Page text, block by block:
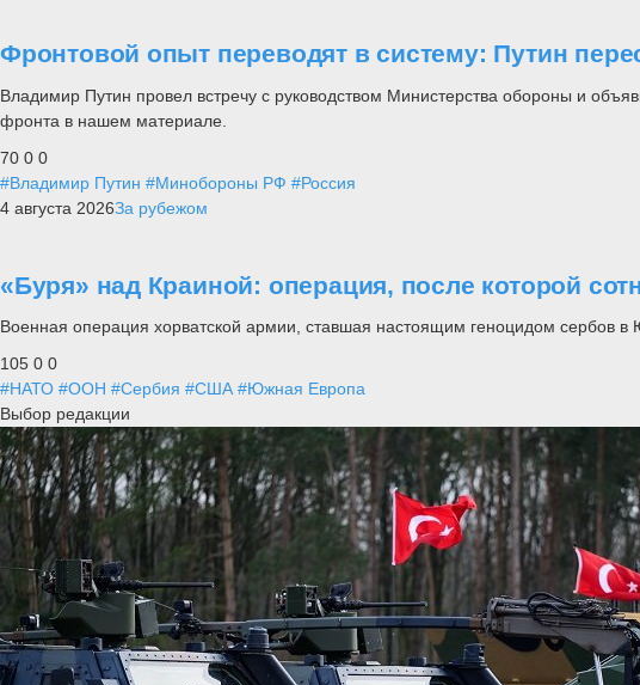
Фронтовой опыт переводят в систему: Путин
Владимир Путин провел встречу с руководством Министерства обороны и
фронта в нашем материале.
70 0 0
#Владимир Путин #Минобороны РФ #Россия
4 августа 2026За рубежом
«Буря» над Краиной: операция, после которой
Военная операция хорватской армии, ставшая настоящим геноцидом сербов в
105 0 0
#НАТО #ООН #Сербия #США #Южная Европа
Выбор редакции